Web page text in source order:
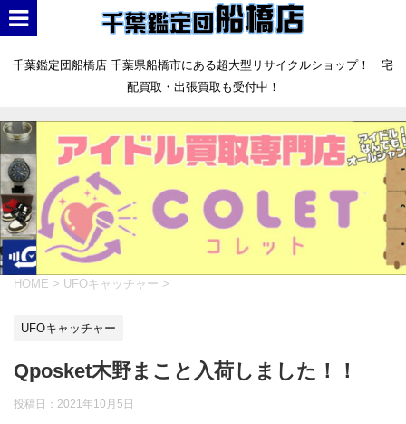
千葉鑑定団船橋店 千葉県船橋市にある超大型リサイクルショップ！ 宅
配買取・出張買取も受付中！
HOME > UFOキャッチャー >
UFOキャッチャー
Qposket木野まこと入荷しました！！
投稿日： 2021年10月5日